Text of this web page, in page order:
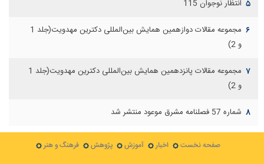
۵ انتظار نوجوان 115
۶
مجموعه مقالات دوازهمين همايش بين‌المللی دكترين مهدويت(جلد 1
و 2)
۷
مجموعه مقالات پانزدهمين همايش بين‌المللی دكترين مهدويت(جلد 1
و 2)
۸ شماره 57 فصلنامه مشرق موعود منتشر شد
صفحه نخست اخبار آموزش پژوهش فرهنگ و هنر